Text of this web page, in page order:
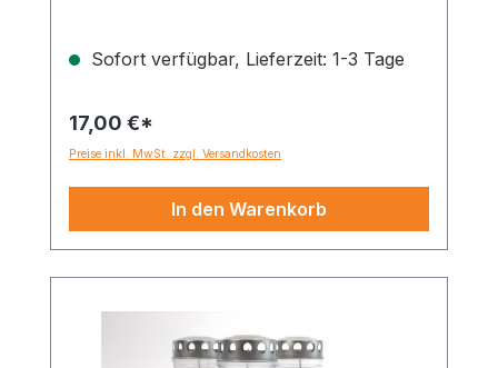
Sofort verfügbar, Lieferzeit: 1-3 Tage
17,00 €*
Preise inkl. MwSt. zzgl. Versandkosten
In den Warenkorb